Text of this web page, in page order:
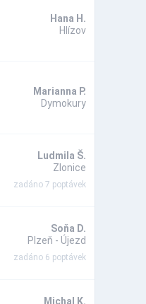
Hana H.
Hlízov
Marianna P.
Dymokury
Ludmila Š.
Zlonice
zadáno 7 poptávek
Soňa D.
Plzeň - Újezd
zadáno 6 poptávek
Michal K.